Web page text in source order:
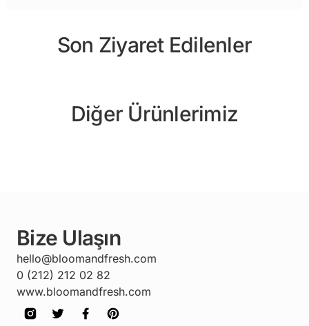
Son Ziyaret Edilenler
Diğer Ürünlerimiz
Bize Ulaşın
hello@bloomandfresh.com
0 (212) 212 02 82
www.bloomandfresh.com